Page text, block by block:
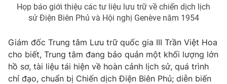
Thị trường
Tư vấn
Lịch phát sóng
Chuyên mục khác
Emagazine Podcast
Họp báo giới thiệu các tư liệu lưu trữ về chiến dịch lịch
sử Điện Biên Phủ và Hội nghị Genève năm 1954
Giám đốc Trung tâm Lưu trữ quốc gia III Trần Việt Hoa
cho biết, Trung tâm đang bảo quản một khối lượng lớn
hồ sơ, tài liệu tái hiện về hoàn cảnh lịch sử, quá trình
chỉ đạo, chuẩn bị Chiến dịch Điện Biên Phủ; diễn biến